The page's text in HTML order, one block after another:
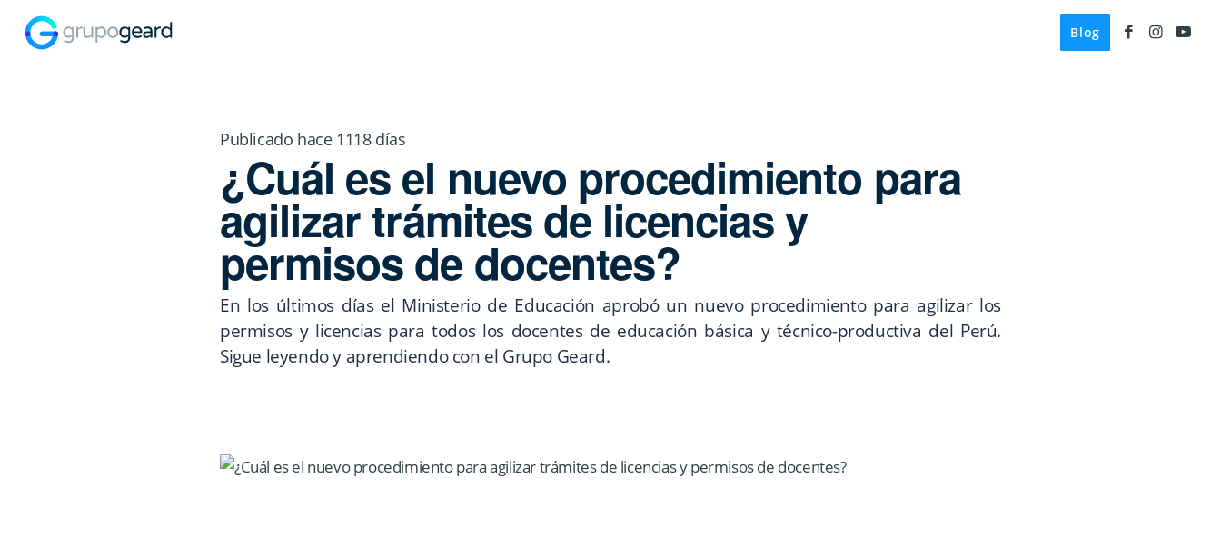
Blog
Publicado hace 1118 días
¿Cuál es el nuevo procedimiento para
agilizar trámites de licencias y
permisos de docentes?
En los últimos días el Ministerio de Educación aprobó un nuevo procedimiento para agilizar los
permisos y licencias para todos los docentes de educación básica y técnico-productiva del Perú.
Sigue leyendo y aprendiendo con el Grupo Geard.